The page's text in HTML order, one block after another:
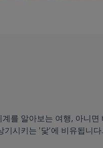
를 알아보는 여행, 아니
기시키는 '닻'에 비유됩니다.